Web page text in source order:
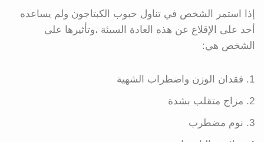
إذا استمر الشخص في تناول حبوب الكبتاجون ولم يساعده
أحد على الإقلاع عن هذه العادة السيئة ،وتأثيرها على
الشخص هي:
فقدان الوزن واضطراب الشهية
مزاج متقلب بشدة
نوم مضطرب